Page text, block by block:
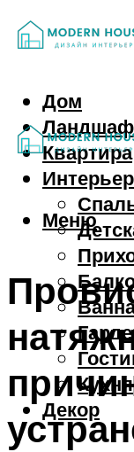
Дом
Квартира
Интерьер
Кухня
Декор
Меню